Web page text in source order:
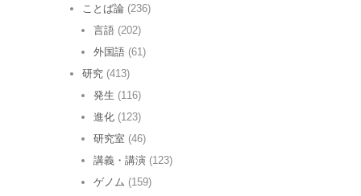
ことば論 (236)
言語 (202)
外国語 (61)
研究 (413)
発生 (116)
進化 (123)
研究室 (46)
講義・講演 (123)
ゲノム (159)